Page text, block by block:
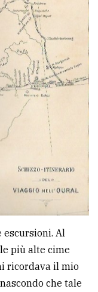
escursioni. Al
più alte cime
ricordava il mio
che tale